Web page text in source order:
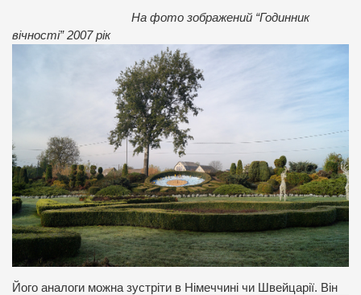
На фото зображений “Годинник
вічності” 2007 рік
Його аналоги можна зустріти в Німеччині чи Швейцарії. Він